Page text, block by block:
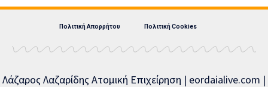
Πολιτική Απορρήτου Πολιτική Cookies
Λάζαρος Λαζαρίδης Ατομική Επιχείρηση | eordaialive.com |